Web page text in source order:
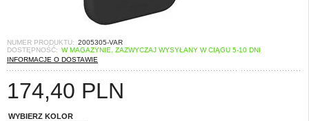
NUMER PRODUKTU: 2005305-VAR
DOSTĘPNOŚĆ: W MAGAZYNIE. ZAZWYCZAJ WYSYŁANY W CIĄGU 5-10 DNI
INFORMACJE O DOSTAWIE
174,40 PLN
WYBIERZ KOLOR